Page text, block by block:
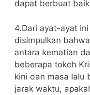
dapat berbuat
4.Dari ayat-ayat
disimpulkan
antara kematian
beberapa tokoh
kini dan masa lalu
jarak waktu,